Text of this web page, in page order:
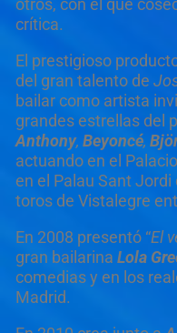
crítica.
El prestigioso
del gran talento de
bailar como artista
grandes estrellas del
Anthony, Beyoncé, Bjö
actuando en el
en el Palau Sant
toros de Vistalegre
En 2008 presentó “El
gran bailarina Lola
comedias y en los
Madrid.